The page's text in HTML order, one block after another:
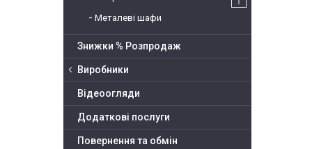
Металеві шафи
Знижки % Розпродаж
Виробники
Відеоогляди
Додаткові послуги
Повернення та обмін